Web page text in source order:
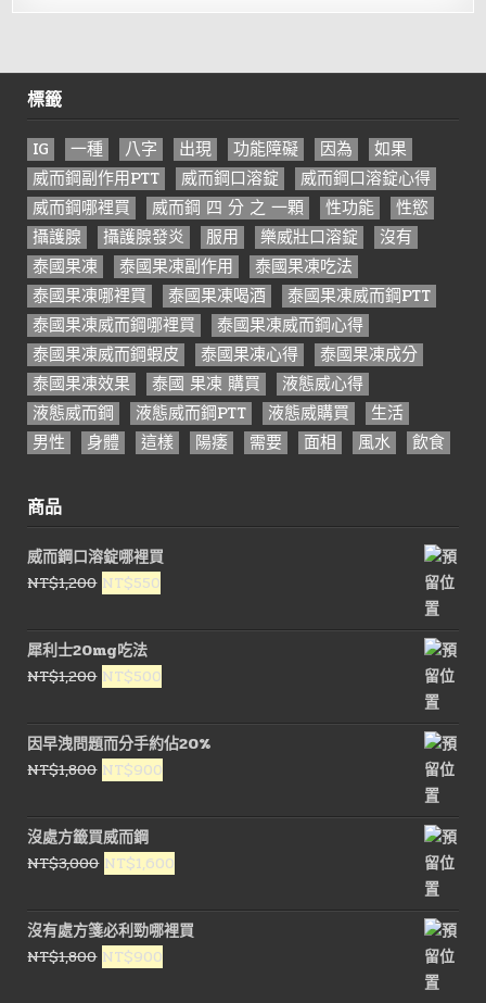
標籤
IG 一種 八字 出現 功能障礙 因為
如果
威而鋼副作用PTT
威而鋼口溶錠
威而鋼口溶錠心得
威而鋼哪裡買
威而鋼 四 分 之 一顆 性功能
性慾
攝護腺
攝護腺發炎 服用 樂威壯口溶錠
沒有
泰國果凍
泰國果凍副作用
泰國果凍吃法
泰國果凍哪裡買
泰國果凍喝酒
泰國果凍威而鋼PTT
泰國果凍威而鋼哪裡買
泰國果凍威而鋼心得
泰國果凍威而鋼蝦皮
泰國果凍心得
泰國果凍成分
泰國果凍效果
泰國 果凍 購買
液態威心得
液態威而鋼
液態威而鋼PTT 液態威購買
生活
男性
身體 這樣 陽痿 需要 面相 風水 飲食
商品
威而鋼口溶錠哪裡買
NT$1,200 原
價
格：
NT$1,200。
NT$550
價
格：
NT$550。
犀利士20mg吃法
NT$1,200 原
價
格：
NT$1,200。
NT$500
價
格：
NT$500。
因早洩問題而分手約佔20%
NT$1,800 原
價
格：
NT$1,800。
NT$900
價
格：
NT$900。
沒處方籤買威而鋼
NT$3,000 原
價
格：
NT$3,000。
NT$1,600
價
格：
沒有處方箋必利勁哪裡買
NT$1,800 原
NT$900